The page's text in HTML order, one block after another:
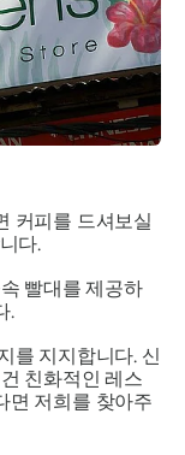
커피를 드셔보실
다.
빨대를 제공하
.
를 지지합니다. 신
친화적인 레스
면 저희를 찾아주